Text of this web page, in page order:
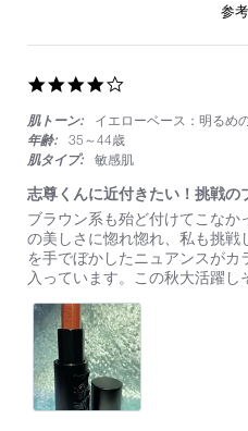
rating
肌トーン:
イエローベース：明るめ
年齢:
35～44歳
肌タイプ:
敏感肌
志尊くんに近付きたい！挑戦の
Review
by
on
9
Sep
2024
review
stating
志
尊
く
ん
に
近
付
き
た
ブラウン系も殆ど付けてこな
の美しさに惚れ惚れ、私も挑戦
を手でぼかしたニュアンスがカ
入っています。この秋大活躍し